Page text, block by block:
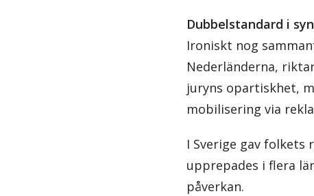
Dubbelstandard i
Ironiskt nog
Nederländerna,
juryns opartiskhet,
mobilisering via
I Sverige gav folkets
upprepades i flera
påverkan.